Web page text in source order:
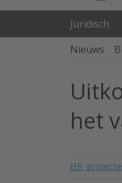
Juridisch
Nieuws
het
HR-